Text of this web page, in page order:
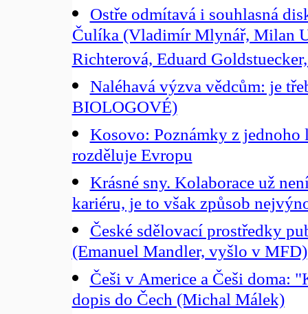
Ostře odmítavá i souhlasná
Čulíka (Vladimír Mlynář, Milan
Richterová, Eduard
Naléhavá výzva vědcům: je
BIOLOGOVÉ)
Kosovo: Poznámky z jednoho
rozděluje Evropu
Krásné sny. Kolaborace už
kariéru, je to však způsob
České sdělovací prostředky
(Emanuel Mandler, vyšlo v MFD)
Češi v Americe a Češi doma:
dopis do Čech (Michal Málek)